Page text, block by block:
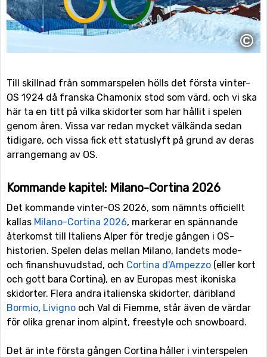
©
Till skillnad från sommarspelen hölls det första vinter-
OS 1924 då franska Chamonix stod som värd, och vi ska
här ta en titt på vilka skidorter som har hållit i spelen
genom åren. Vissa var redan mycket välkända sedan
tidigare, och vissa fick ett statuslyft på grund av deras
arrangemang av OS.
Kommande kapitel: Milano-Cortina 2026
Det kommande vinter-OS 2026, som nämnts officiellt
kallas Milano-Cortina 2026, markerar en spännande
återkomst till Italiens Alper för tredje gången i OS-
historien. Spelen delas mellan Milano, landets mode-
och finanshuvudstad, och Cortina d'Ampezzo (eller kort
och gott bara Cortina), en av Europas mest ikoniska
skidorter. Flera andra italienska skidorter, däribland
Bormio, Livigno och Val di Fiemme, står även de värdar
för olika grenar inom alpint, freestyle och snowboard.
Det är inte första gången Cortina håller i vinterspelen